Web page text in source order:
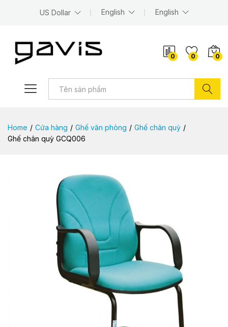
US Dollar English English
0 0 0
Home / Cửa hàng / Ghế văn phòng / Ghế chân quỳ /
Ghế chân quỳ GCQ006